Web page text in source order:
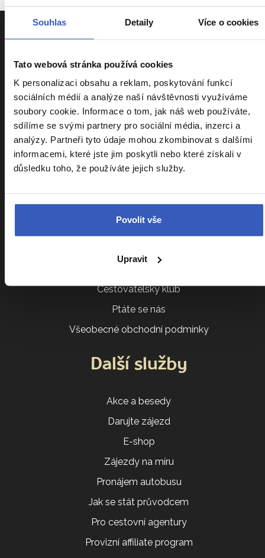
Souhlas Detaily Více o cookies
Tato webová stránka používá cookies
K personalizaci obsahu a reklam, poskytování funkcí
sociálních médií a analýze naší návštěvnosti využíváme
soubory cookie. Informace o tom, jak náš web používáte,
sdílíme se svými partnery pro sociální média, inzerci a
analýzy. Partneři tyto údaje mohou zkombinovat s dalšími
informacemi, které jste jim poskytli nebo které získali v
důsledku toho, že používáte jejich služby.
Povolit vše
Upravit
Informace k zájezdům
Cestovní pojištění Kooperativa
Cestovní pojištění Slavia
Kalendář zájezdů
Náročnost zájezdů
Cestovatelský klub
Ptáte se nás
Všeobecné obchodní podmínky
Další služby
Akce a besedy
Darujte zájezd
E-shop
Zájezdy na míru
Pronájem autobusu
Jak se stát průvodcem
Pro cestovní agentury
Provizní affiliate program